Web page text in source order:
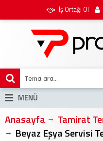
İş Ortağı Ol
MENÜ
Anasayfa
Tamirat
Beyaz Eşya Servisi